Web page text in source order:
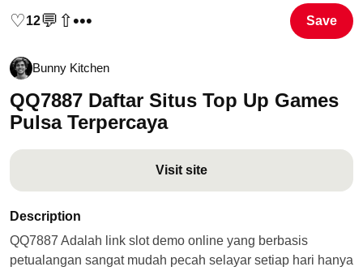
♡12💬 ⇧••• Save
Bunny Kitchen
QQ7887 Daftar Situs Top Up Games
Pulsa Terpercaya
Visit site
Description
QQ7887 Adalah link slot demo online yang berbasis
petualangan sangat mudah pecah selayar setiap hari hanya